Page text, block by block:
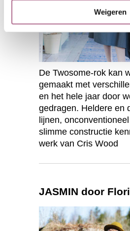
Weigeren
De Twosome-rok kan
gemaakt met
en het hele jaar door
gedragen. Heldere en
lijnen,
slimme constructie
werk van Cris Wood
JASMIN door